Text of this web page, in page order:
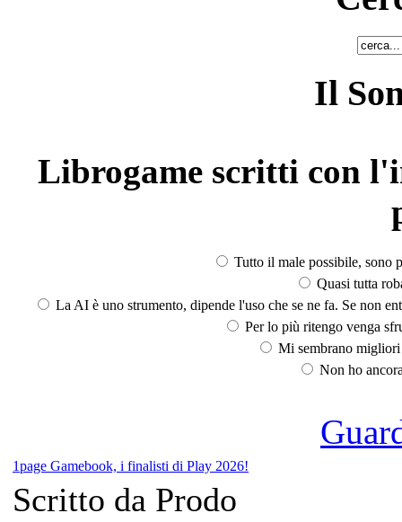
Il
Librogame scritti con
Tutto il male possibile, sono
Quasi tutta
La AI è uno strumento, dipende l'uso che se ne fa. Se non
Per lo più ritengo venga
Mi sembrano
Non ho
1page Gamebook, i finalisti di Play 2026!
Scritto da Prodo